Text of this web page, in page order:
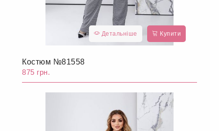
Детальніше Купити
Костюм №81558
875 грн.